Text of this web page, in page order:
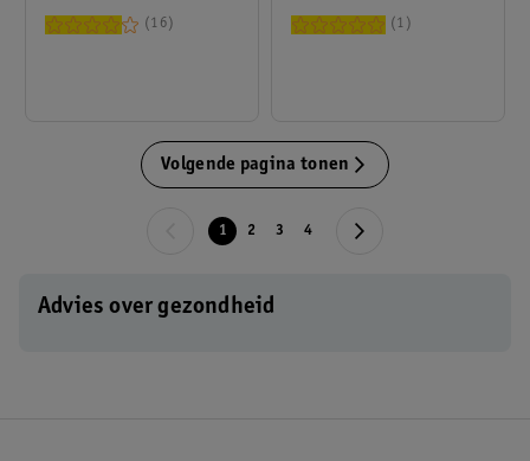
16 1
Volgende pagina tonen
1 2 3 4
Advies over gezondheid